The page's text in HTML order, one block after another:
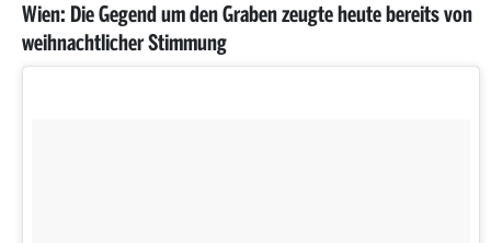
Wien: Die Gegend um den Graben zeugte heute bereits von
weihnachtlicher Stimmung